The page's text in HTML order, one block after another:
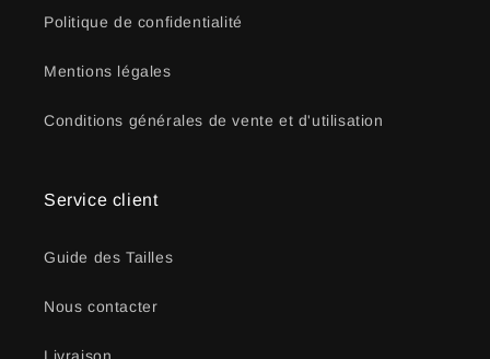
Politique de confidentialité
Mentions légales
Conditions générales de vente et d'utilisation
Service client
Guide des Tailles
Nous contacter